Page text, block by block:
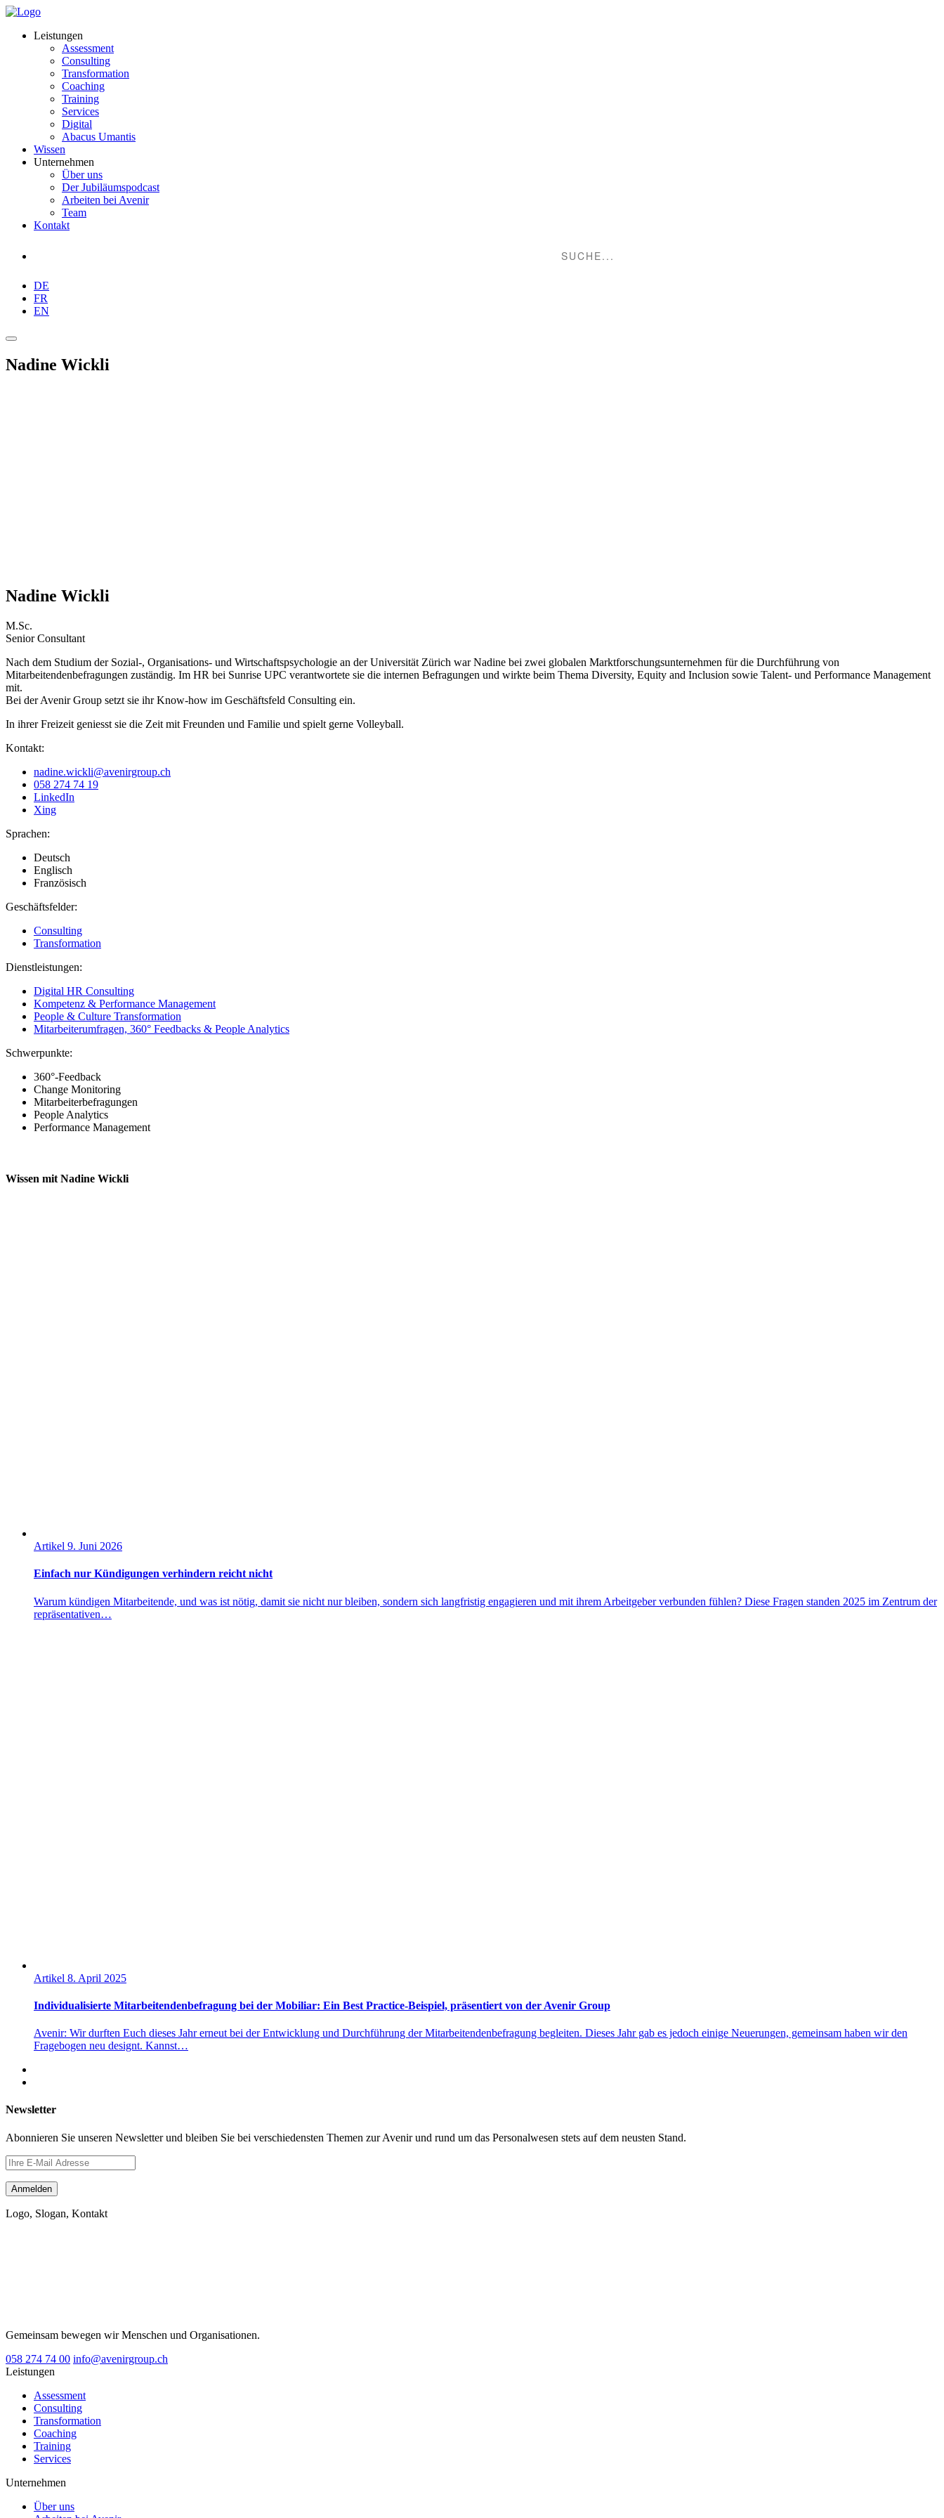
Leistungen
Assessment
Consulting
Transformation
Coaching
Training
Services
Digital
Abacus Umantis
Wissen
Unternehmen
Über uns
Der Jubiläumspodcast
Arbeiten bei Avenir
Team
Kontakt
DE
FR
EN
Nadine Wickli
Nadine Wickli
M.Sc.
Senior Consultant
Nach dem Studium der Sozial-, Organisations- und Wirtschaftspsychologie an der Universität Zürich war Nadine bei zwei globalen Marktforschungsunternehmen für die Durchführung von
Mitarbeitendenbefragungen zuständig. Im HR bei Sunrise UPC verantwortete sie die internen Befragungen und wirkte beim Thema Diversity, Equity and Inclusion sowie Talent- und Performance Management
mit.
Bei der Avenir Group setzt sie ihr Know-how im Geschäftsfeld Consulting ein.
In ihrer Freizeit geniesst sie die Zeit mit Freunden und Familie und spielt gerne Volleyball.
Kontakt:
nadine.wickli@avenirgroup.ch
058 274 74 19
LinkedIn
Xing
Sprachen:
Deutsch
Englisch
Französisch
Geschäftsfelder:
Consulting
Transformation
Dienstleistungen:
Digital HR Consulting
Kompetenz & Performance Management
People & Culture Transformation
Mitarbeiterumfragen, 360° Feedbacks & People Analytics
Schwerpunkte:
360°-Feedback
Change Monitoring
Mitarbeiterbefragungen
People Analytics
Performance Management
Wissen mit Nadine Wickli
Artikel 9. Juni 2026
Einfach nur Kündigungen verhindern reicht nicht
Warum kündigen Mitarbeitende, und was ist nötig, damit sie nicht nur bleiben, sondern sich langfristig engagieren und mit ihrem Arbeitgeber verbunden fühlen? Diese Fragen standen 2025 im Zentrum der
repräsentativen…
Artikel 8. April 2025
Individualisierte Mitarbeitendenbefragung bei der Mobiliar: Ein Best Practice-Beispiel, präsentiert von der Avenir Group​
Avenir: Wir durften Euch dieses Jahr erneut bei der Entwicklung und Durchführung der Mitarbeitendenbefragung begleiten. Dieses Jahr gab es jedoch einige Neuerungen, gemeinsam haben wir den
Fragebogen neu designt. Kannst…
Newsletter
Abonnieren Sie unseren Newsletter und bleiben Sie bei verschiedensten Themen zur Avenir und rund um das Personalwesen stets auf dem neusten Stand.
Logo, Slogan, Kontakt
Gemeinsam bewegen wir Menschen und Organisationen.
058 274 74 00 info@avenirgroup.ch
Leistungen
Assessment
Consulting
Transformation
Coaching
Training
Services
Unternehmen
Über uns